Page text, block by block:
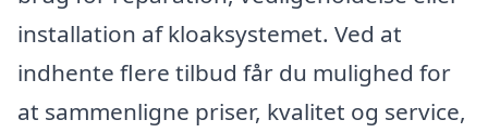
installation af kloaksystemet. Ved at
indhente flere tilbud får du mulighed for
at sammenligne priser, kvalitet og service,